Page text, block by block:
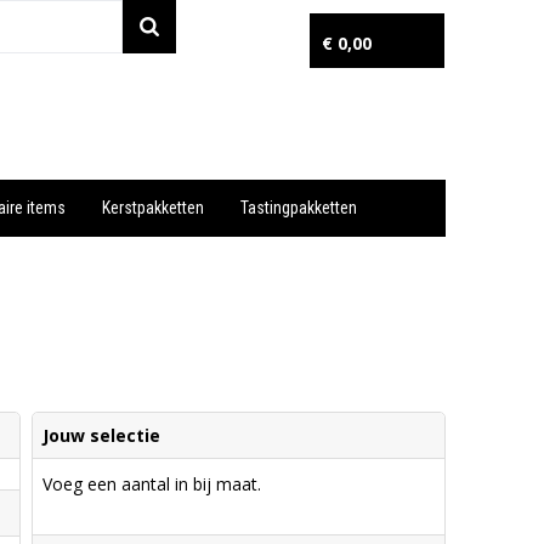
€ 0,00
items Kerstpakketten Tastingpakketten
Jouw selectie
Voeg een aantal in bij maat.